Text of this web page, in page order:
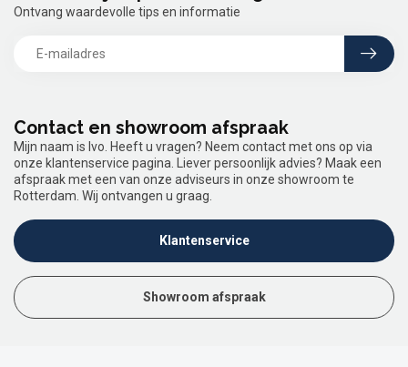
Contact en showroom afspraak
Mijn naam is Ivo. Heeft u vragen? Neem contact met ons op via
onze klantenservice pagina. Liever persoonlijk advies? Maak een
afspraak met een van onze adviseurs in onze showroom te
Rotterdam. Wij ontvangen u graag.
Klantenservice
Showroom afspraak
Ontvang waardevolle tips en informatie